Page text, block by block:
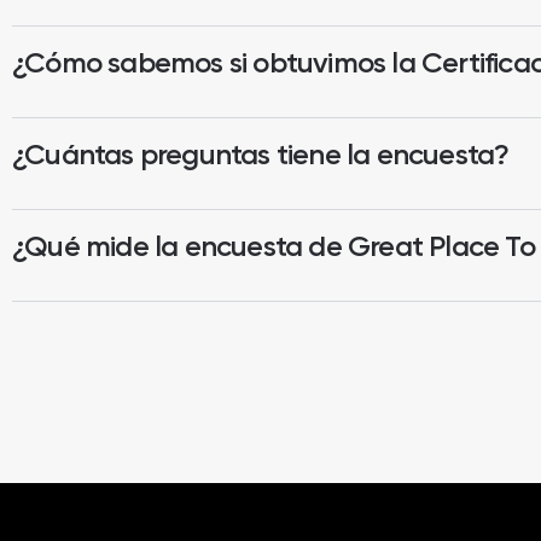
¿Cómo sabemos si obtuvimos la
¿Cuántas preguntas tiene la encuesta?
¿Qué mide la encuesta de Great Place